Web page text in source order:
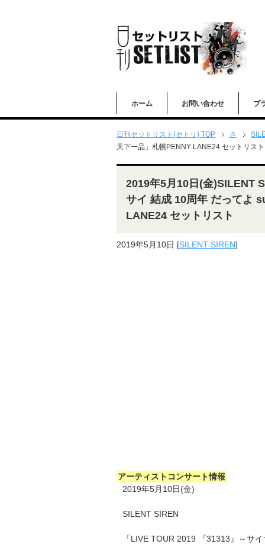
ホーム お問い合わせ プ
日刊セットリスト(セトリ) TOP さ
天下一品」札幌PENNY LANE24 セットリスト
2019年5月10日(金)SILENT
サイ 結成 10周年 だってよ
LANE24 セットリスト
2019年5月10日 [SILENT SIREN]
アーティストコンサート情報
2019年5月10日(金)
SILENT SIREN
「LIVE TOUR 2019 『31313』～サ